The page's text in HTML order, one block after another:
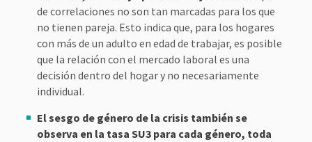
de correlaciones no son tan marcadas para los que
no tienen pareja. Esto indica que, para los hogares
con más de un adulto en edad de trabajar, es posible
que la relación con el mercado laboral es una
decisión dentro del hogar y no necesariamente
individual.
El sesgo de género de la crisis también se
observa en la tasa SU3 para cada género, toda